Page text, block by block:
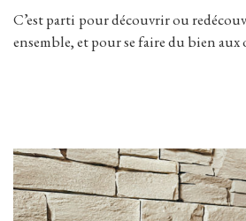
C’est parti pour découvrir ou
ensemble, et pour se faire du bien aux